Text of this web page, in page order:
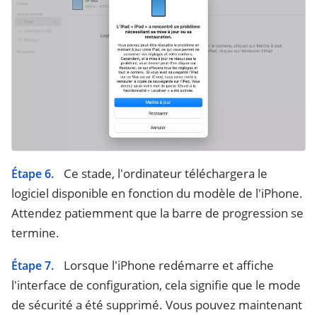
Étape 6.
Ce stade, l'ordinateur téléchargera le
logiciel disponible en fonction du modèle de l'iPhone.
Attendez patiemment que la barre de progression se
termine.
Étape 7.
Lorsque l'iPhone redémarre et affiche
l'interface de configuration, cela signifie que le mode
de sécurité a été supprimé. Vous pouvez maintenant